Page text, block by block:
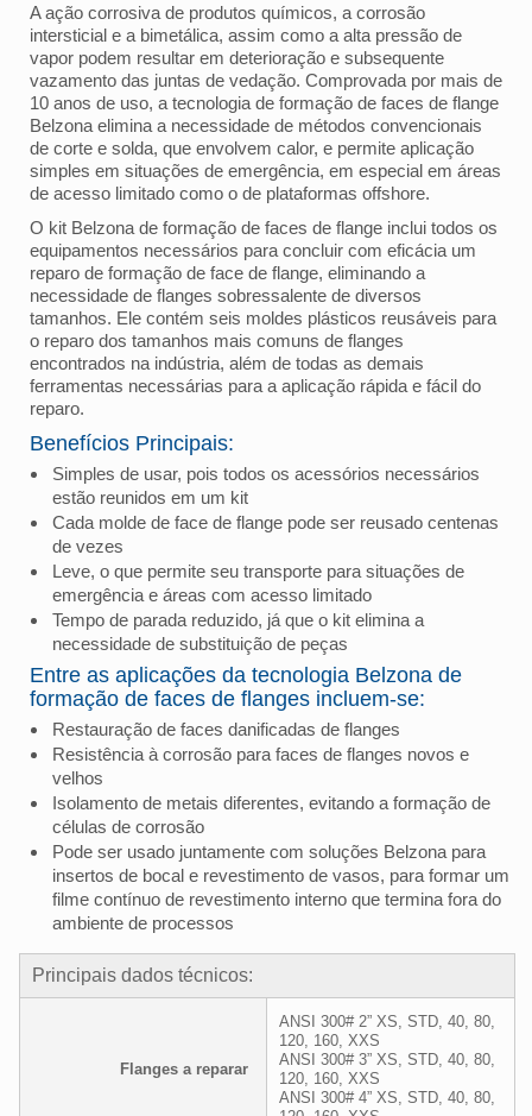
A ação corrosiva de produtos químicos, a corrosão
intersticial e a bimetálica, assim como a alta pressão de
vapor podem resultar em deterioração e subsequente
vazamento das juntas de vedação. Comprovada por mais de
10 anos de uso, a tecnologia de formação de faces de flange
Belzona elimina a necessidade de métodos convencionais
de corte e solda, que envolvem calor, e permite aplicação
simples em situações de emergência, em especial em áreas
de acesso limitado como o de plataformas offshore.
O kit Belzona de formação de faces de flange inclui todos os
equipamentos necessários para concluir com eficácia um
reparo de formação de face de flange, eliminando a
necessidade de flanges sobressalente de diversos
tamanhos. Ele contém seis moldes plásticos reusáveis para
o reparo dos tamanhos mais comuns de flanges
encontrados na indústria, além de todas as demais
ferramentas necessárias para a aplicação rápida e fácil do
reparo.
Benefícios Principais:
Simples de usar, pois todos os acessórios necessários
estão reunidos em um kit
Cada molde de face de flange pode ser reusado centenas
de vezes
Leve, o que permite seu transporte para situações de
emergência e áreas com acesso limitado
Tempo de parada reduzido, já que o kit elimina a
necessidade de substituição de peças
Entre as aplicações da tecnologia Belzona de
formação de faces de flanges incluem-se:
Restauração de faces danificadas de flanges
Resistência à corrosão para faces de flanges novos e
velhos
Isolamento de metais diferentes, evitando a formação de
células de corrosão
Pode ser usado juntamente com soluções Belzona para
insertos de bocal e revestimento de vasos, para formar um
filme contínuo de revestimento interno que termina fora do
ambiente de processos
Principais dados técnicos:
Flanges a reparar
ANSI 300# 2” XS, STD, 40, 80,
120, 160, XXS
ANSI 300# 3” XS, STD, 40, 80,
120, 160, XXS
ANSI 300# 4” XS, STD, 40, 80,